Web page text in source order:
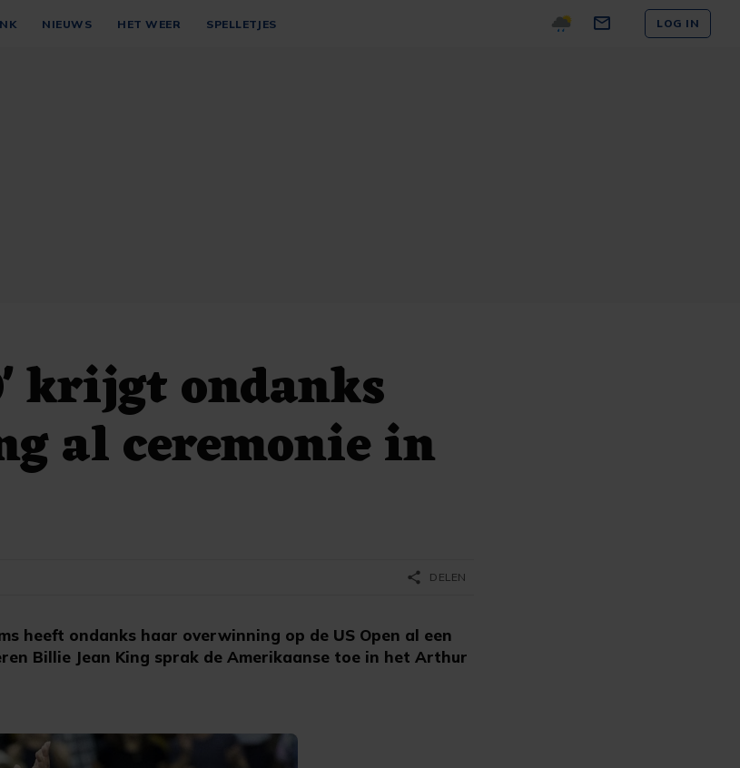
NIEUWS HET WEER SPELLETJES LOG IN
krijgt ondanks
al ceremonie in
heeft ondanks haar overwinning op de US Open al een
Billie Jean King sprak de Amerikaanse toe in het Arthur
share DELEN